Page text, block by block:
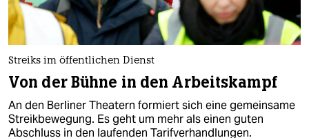
Streiks im öffentlichen Dienst
Von der Bühne in den Arbeitskampf
An den Berliner Theatern formiert sich eine gemeinsame
Streikbewegung. Es geht um mehr als einen guten
Abschluss in den laufenden Tarifverhandlungen.